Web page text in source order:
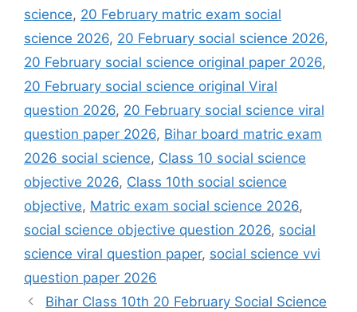
science, 20 February matric exam social
science 2026, 20 February social science 2026,
20 February social science original paper 2026,
20 February social science original Viral
question 2026, 20 February social science viral
question paper 2026, Bihar board matric exam
2026 social science, Class 10 social science
objective 2026, Class 10th social science
objective, Matric exam social science 2026,
social science objective question 2026, social
science viral question paper, social science vvi
question paper 2026
Bihar Class 10th 20 February Social Science